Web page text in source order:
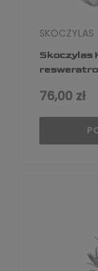
Skoczylas
SKOCZYLAS
76,00 zł